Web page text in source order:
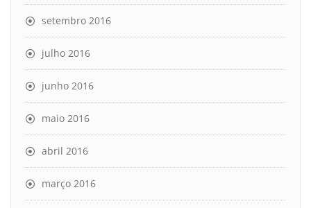
setembro 2016
julho 2016
junho 2016
maio 2016
abril 2016
março 2016